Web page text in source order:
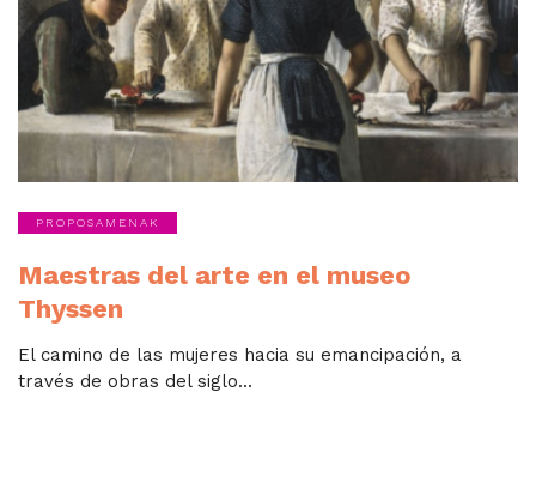
PROPOSAMENAK
Maestras del arte en el museo
Thyssen
El camino de las mujeres hacia su emancipación, a
través de obras del siglo...